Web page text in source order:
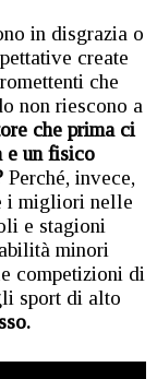
in disgrazia o
create
che
non riescono a
che prima ci
e un fisico
Perché, invece,
i migliori nelle
e stagioni
minori
competizioni di
sport di alto